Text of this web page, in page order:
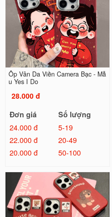
Ốp Vân Da Viền Camera Bạc - Mẫ
u Yes I Do
28.000 đ
Đơn giá
Số lượng
24.000 đ
5-19
22.000 đ
20-49
20.000 đ
50-100